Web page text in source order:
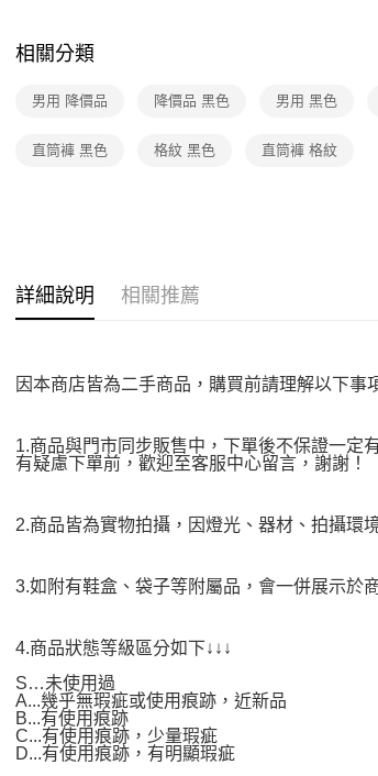
相關分類
男用 降價品 降價品 黑色 男用 黑色
直筒褲 黑色 格紋 黑色 直筒褲 格紋
詳細說明 相關推薦
因本商店皆為二手商品，購買前請理解以下事
1.商品與門市同步販售中，下單後不保證一定
有疑慮下單前，歡迎至客服中心留言，謝謝！
2.商品皆為實物拍攝，因燈光、器材、拍攝環
3.如附有鞋盒、袋子等附屬品，會一併展示於
4.商品狀態等級區分如下↓↓↓
S…未使用過
A...幾乎無瑕疵或使用痕跡，近新品
B...有使用痕跡
C...有使用痕跡，少量瑕疵
D...有使用痕跡，有明顯瑕疵